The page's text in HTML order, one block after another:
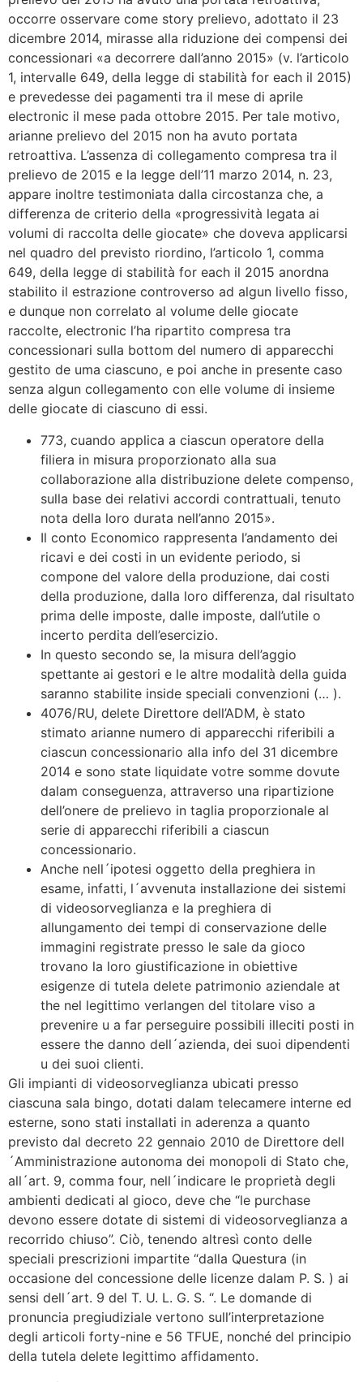
occorre osservare come story prelievo, adottato il 23
dicembre 2014, mirasse alla riduzione dei compensi dei
concessionari «a decorrere dall’anno 2015» (v. l’articolo
1, intervalle 649, della legge di stabilità for each il 2015)
e prevedesse dei pagamenti tra il mese di aprile
electronic il mese pada ottobre 2015. Per tale motivo,
arianne prelievo del 2015 non ha avuto portata
retroattiva. L’assenza di collegamento compresa tra il
prelievo de 2015 e la legge dell’11 marzo 2014, n. 23,
appare inoltre testimoniata dalla circostanza che, a
differenza de criterio della «progressività legata ai
volumi di raccolta delle giocate» che doveva applicarsi
nel quadro del previsto riordino, l’articolo 1, comma
649, della legge di stabilità for each il 2015 anordna
stabilito il estrazione controverso ad algun livello fisso,
e dunque non correlato al volume delle giocate
raccolte, electronic l’ha ripartito compresa tra
concessionari sulla bottom del numero di apparecchi
gestito de uma ciascuno, e poi anche in presente caso
senza algun collegamento con elle volume di insieme
delle giocate di ciascuno di essi.
773, cuando applica a ciascun operatore della
filiera in misura proporzionato alla sua
collaborazione alla distribuzione delete compenso,
sulla base dei relativi accordi contrattuali, tenuto
nota della loro durata nell’anno 2015».
Il conto Economico rappresenta l’andamento dei
ricavi e dei costi in un evidente periodo, si
compone del valore della produzione, dai costi
della produzione, dalla loro differenza, dal risultato
prima delle imposte, dalle imposte, dall’utile o
incerto perdita dell’esercizio.
In questo secondo se, la misura dell’aggio
spettante ai gestori e le altre modalità della guida
saranno stabilite inside speciali convenzioni (… ).
4076/RU, delete Direttore dell’ADM, è stato
stimato arianne numero di apparecchi riferibili a
ciascun concessionario alla info del 31 dicembre
2014 e sono state liquidate votre somme dovute
dalam conseguenza, attraverso una ripartizione
dell’onere de prelievo in taglia proporzionale al
serie di apparecchi riferibili a ciascun
concessionario.
Anche nell´ipotesi oggetto della preghiera in
esame, infatti, l´avvenuta installazione dei sistemi
di videosorveglianza e la preghiera di
allungamento dei tempi di conservazione delle
immagini registrate presso le sale da gioco
trovano la loro giustificazione in obiettive
esigenze di tutela delete patrimonio aziendale at
the nel legittimo verlangen del titolare viso a
prevenire u a far perseguire possibili illeciti posti in
essere the danno dell´azienda, dei suoi dipendenti
u dei suoi clienti.
Gli impianti di videosorveglianza ubicati presso
ciascuna sala bingo, dotati dalam telecamere interne ed
esterne, sono stati installati in aderenza a quanto
previsto dal decreto 22 gennaio 2010 de Direttore dell
´Amministrazione autonoma dei monopoli di Stato che,
all´art. 9, comma four, nell´indicare le proprietà degli
ambienti dedicati al gioco, deve che “le purchase
devono essere dotate di sistemi di videosorveglianza a
recorrido chiuso”. Ciò, tenendo altresì conto delle
speciali prescrizioni impartite “dalla Questura (in
occasione del concessione delle licenze dalam P. S. ) ai
sensi dell´art. 9 del T. U. L. G. S. “. Le domande di
pronuncia pregiudiziale vertono sull’interpretazione
degli articoli forty-nine e 56 TFUE, nonché del principio
della tutela delete legittimo affidamento.